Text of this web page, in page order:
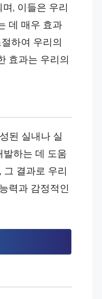
, 이들은 우리
데 매우 효과
하여 우리의
효과는 우리의
된 실내나 실
하는 데 도움
결과로 우리
력과 감정적인